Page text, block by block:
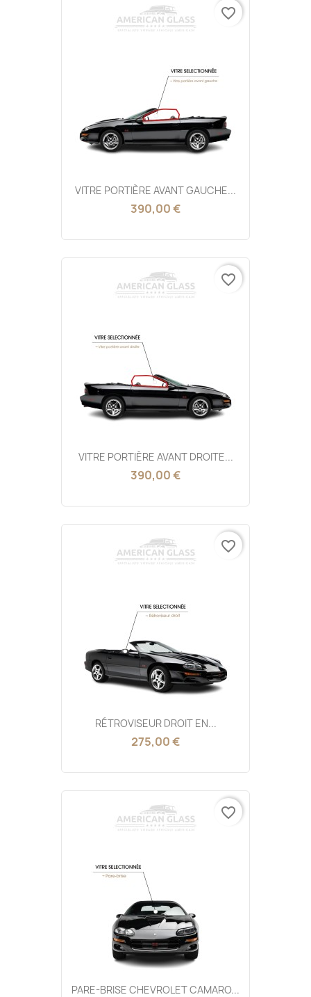
VITRE PORTIÈRE AVANT GAUCHE...
390,00 €
favorite_border
VITRE PORTIÈRE AVANT DROITE...
390,00 €
favorite_border
RÉTROVISEUR DROIT EN...
275,00 €
favorite_border
PARE-BRISE CHEVROLET CAMARO...
favorite_border